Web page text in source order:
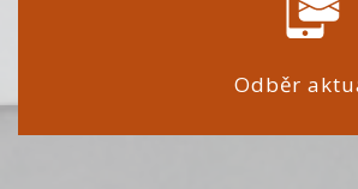
Odběr